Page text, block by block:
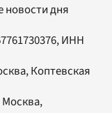
новости дня
ИНН
Коптевская
Москва,